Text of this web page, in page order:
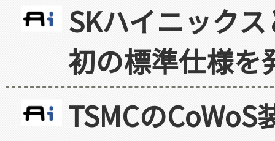
SKハイニック
初の標準仕様を
TSMCの